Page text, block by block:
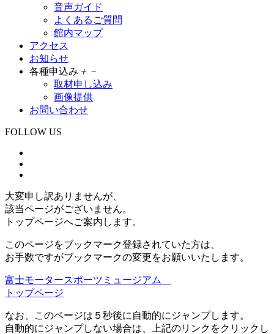
音声ガイド
よくあるご質問
館内マップ
アクセス
お知らせ
各種申込み ＋ －
取材申し込み
画像提供
お問い合わせ
FOLLOW US
大変申し訳ありませんが、
該当ページがございません。
トップページへご案内します。
このページをブックマーク登録されていた方は、
お手数ですがブックマークの変更をお願いいたします。
富士モータースポーツミュージアム
トップページ
なお、このページは５秒後に自動的にジャンプします。
自動的にジャンプしない場合は、上記のリンクをクリックし